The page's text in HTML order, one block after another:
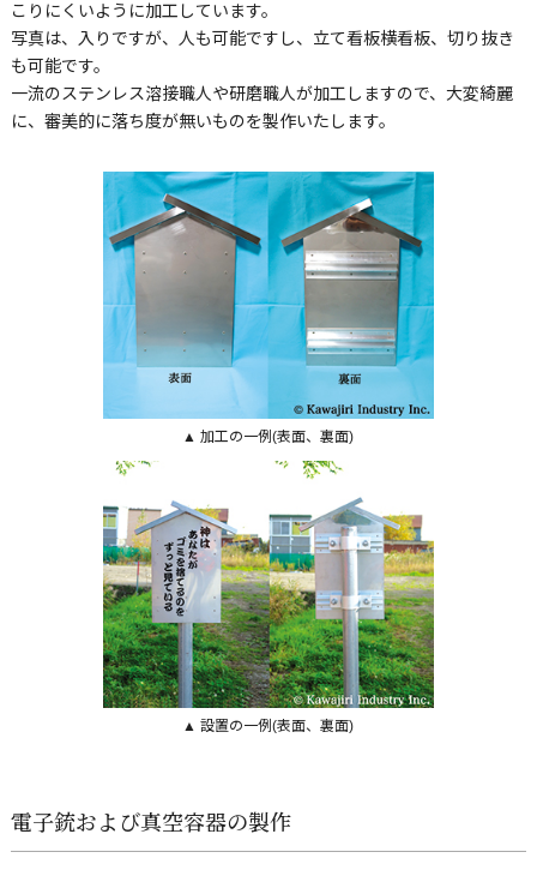
こりにくいように加工しています。
写真は、入りですが、人も可能ですし、立て看板横看板、切り抜き
も可能です。
一流のステンレス溶接職人や研磨職人が加工しますので、大変綺麗
に、審美的に落ち度が無いものを製作いたします。
▲ 加工の一例(表面、裏面)
▲ 設置の一例(表面、裏面)
電子銃および真空容器の製作